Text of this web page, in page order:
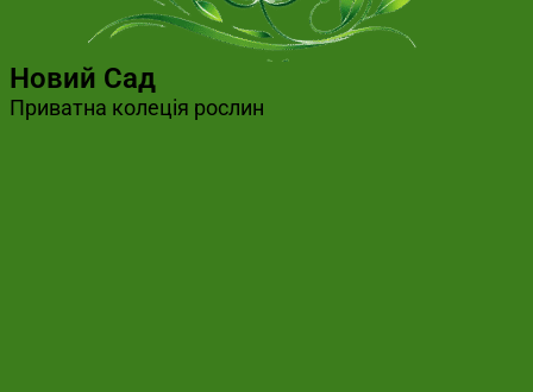
Новий Сад
Приватна колеція рослин